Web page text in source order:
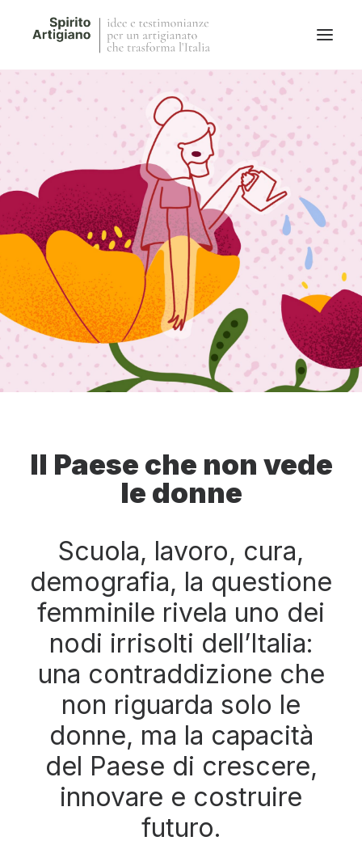
Questo sito
Stories
QFG
Collaborano con noi
Il Paese che non vede
le donne
Scuola, lavoro, cura,
demografia, la questione
femminile rivela uno dei
nodi irrisolti dell’Italia:
una contraddizione che
non riguarda solo le
donne, ma la capacità
del Paese di crescere,
innovare e costruire
futuro.